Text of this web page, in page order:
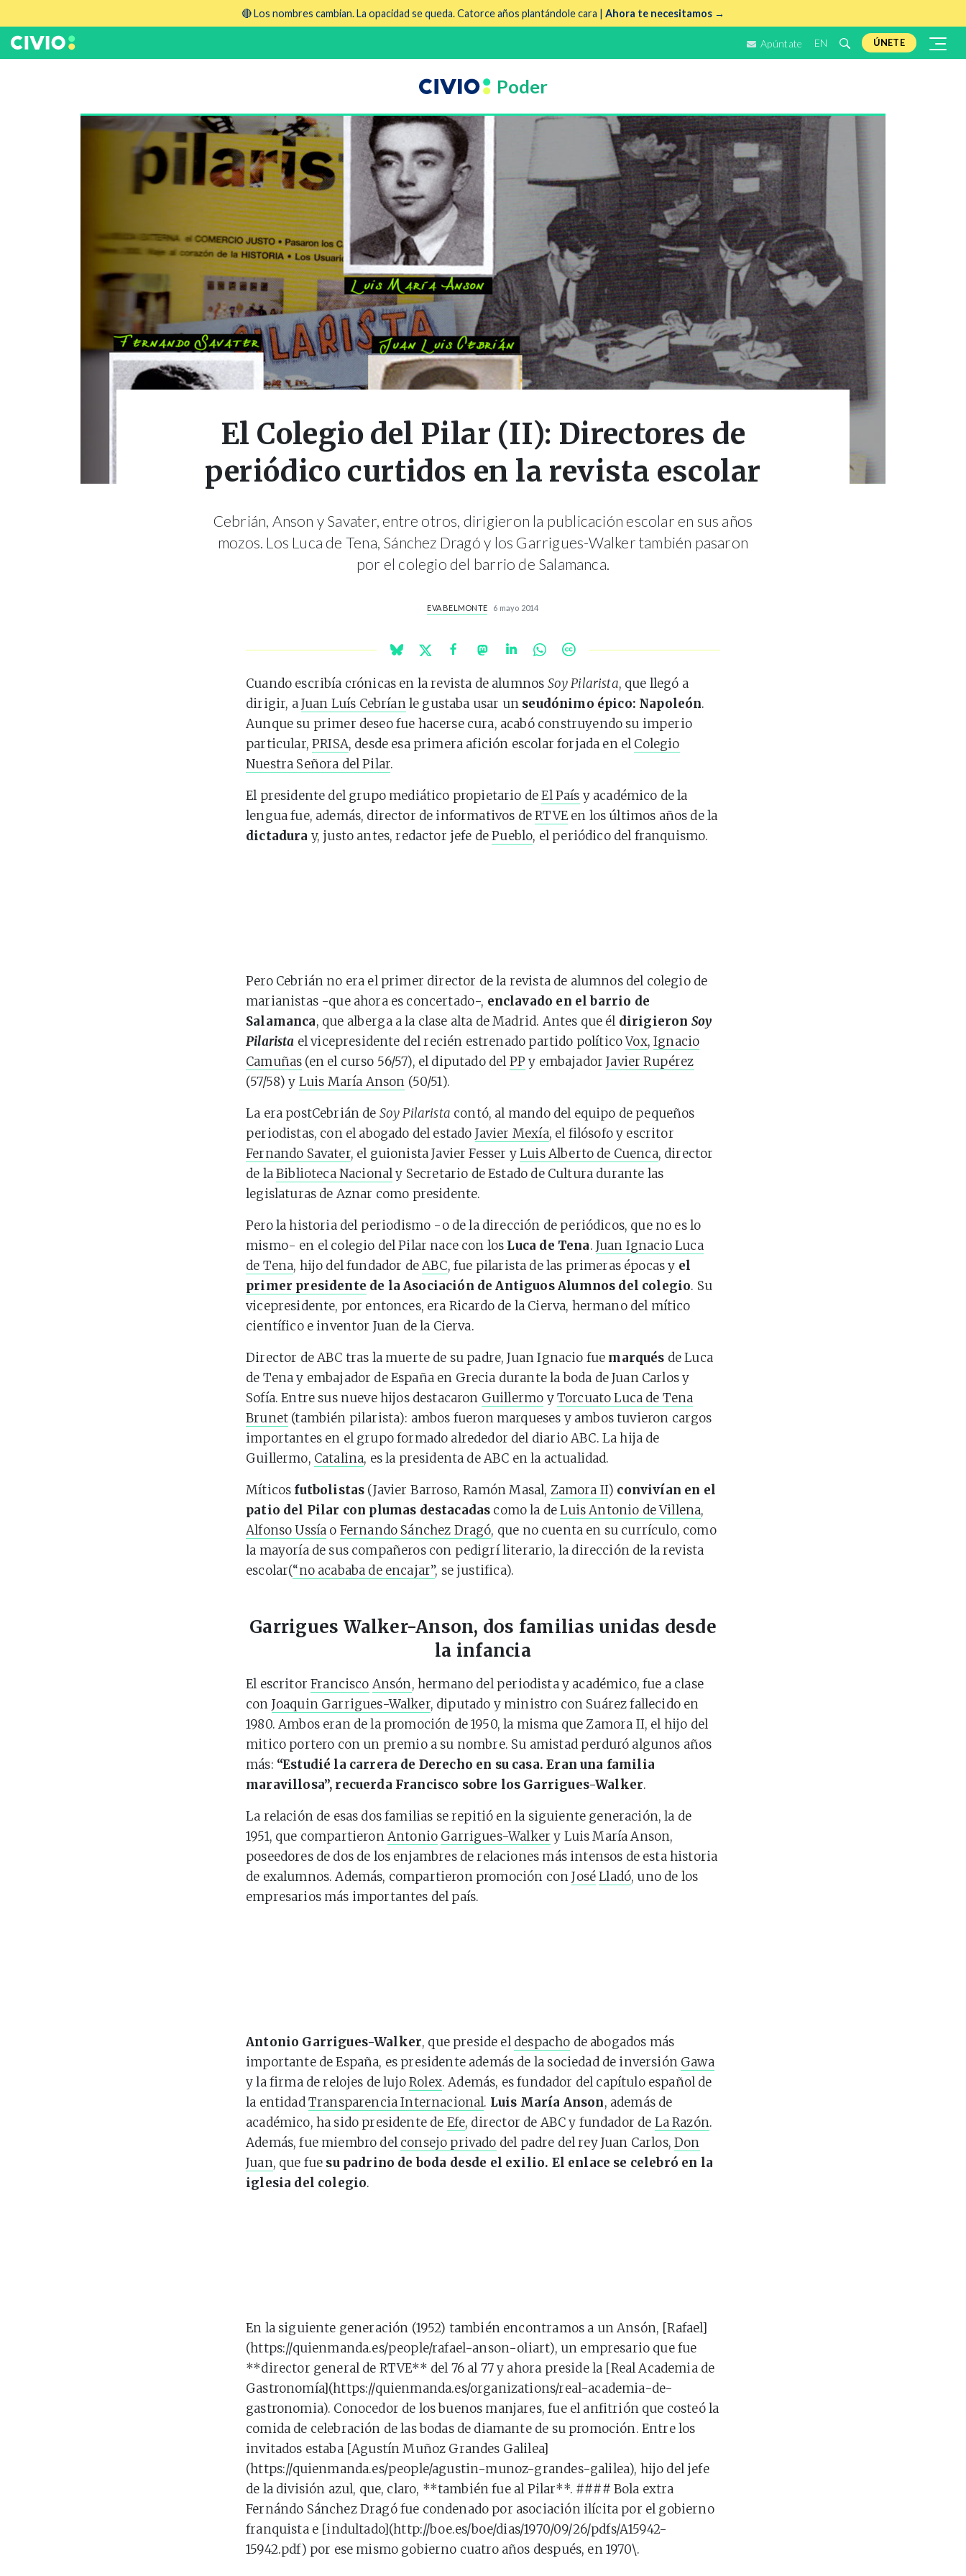
🔴 Los nombres cambian. La opacidad se queda. Catorce años plantándole cara | Ahora te necesitamos →
Apúntate EN ÚNETE
Poder
El Colegio del Pilar (II): Directores de
periódico curtidos en la revista escolar
Cebrián, Anson y Savater, entre otros, dirigieron la publicación escolar en sus años
mozos. Los Luca de Tena, Sánchez Dragó y los Garrigues-Walker también pasaron
por el colegio del barrio de Salamanca.
EVA BELMONTE 6 mayo 2014
Cuando escribía crónicas en la revista de alumnos Soy Pilarista, que llegó a
dirigir, aJuan Luís Cebríanle gustaba usar un seudónimo épico: Napoleón.
Aunque su primer deseo fue hacerse cura, acabó construyendo su imperio
particular,PRISA, desde esa primera afición escolar forjada en elColegio
Nuestra Señora del Pilar.
El presidente del grupo mediático propietario deEl País y académico de la
lengua fue, además, director de informativos deRTVEen los últimos años de la
dictadura y, justo antes, redactor jefe dePueblo, el periódico del franquismo.
Pero Cebrián no era el primer director de la revista de alumnos del colegio de
marianistas -que ahora es concertado-, enclavado en el barrio de
Salamanca, que alberga a la clase alta de Madrid. Antes que él dirigieron Soy
Pilarista el vicepresidente del recién estrenado partido políticoVox,Ignacio
Camuñas (en el curso 56/57), el diputado delPP y embajadorJavier Rupérez
(57/58) y Luis María Anson (50/51).
La era postCebrián de Soy Pilarista contó, al mando del equipo de pequeños
periodistas, con el abogado del estado Javier Mexía, el filósofo y escritor
Fernando Savater, el guionista Javier Fesser yLuis Alberto de Cuenca, director
de laBiblioteca Nacionaly Secretario de Estado de Cultura durante las
legislaturas de Aznar como presidente.
Pero la historia del periodismo -o de la dirección de periódicos, que no es lo
mismo- en el colegio del Pilar nace con los Luca de Tena. Juan Ignacio Luca
de Tena, hijo del fundador deABC, fue pilarista de las primeras épocas y el
primer presidente de la Asociación de Antiguos Alumnos del colegio. Su
vicepresidente, por entonces, era Ricardo de la Cierva, hermano del mítico
científico e inventor Juan de la Cierva.
Director de ABC tras la muerte de su padre, Juan Ignacio fue marqués de Luca
de Tena y embajador de España en Grecia durante la boda de Juan Carlos y
Sofía. Entre sus nueve hijos destacaron Guillermo yTorcuato Luca de Tena
Brunet (también pilarista): ambos fueron marqueses y ambos tuvieron cargos
importantes en el grupo formado alrededor del diario ABC. La hija de
Guillermo, Catalina, es la presidenta de ABC en la actualidad.
Míticos futbolistas (Javier Barroso, Ramón Masal, Zamora II) convivían en el
patio del Pilar con plumas destacadas como la deLuis Antonio de Villena,
Alfonso Ussía o Fernando Sánchez Dragó, que no cuenta en su currículo, como
la mayoría de sus compañeros con pedigrí literario, la dirección de la revista
escolar(“no acababa de encajar”, se justifica).
Garrigues Walker-Anson, dos familias unidas desde
la infancia
El escritorFrancisco Ansón, hermano del periodista y académico, fue a clase
con Joaquin Garrigues-Walker, diputado y ministro con Suárez fallecido en
1980. Ambos eran de la promoción de 1950, la misma que Zamora II, el hijo del
mitico portero con un premio a su nombre. Su amistad perduró algunos años
más: “Estudié la carrera de Derecho en su casa. Eran una familia
maravillosa”, recuerda Francisco sobre los Garrigues-Walker.
La relación de esas dos familias se repitió en la siguiente generación, la de
1951, que compartieronAntonio Garrigues-Walker y Luis María Anson,
poseedores de dos de los enjambres de relaciones más intensos de esta historia
de exalumnos. Además, compartieron promoción conJoséLladó, uno de los
empresarios más importantes del país.
Antonio Garrigues-Walker, que preside eldespacho de abogados más
importante de España, es presidente además de la sociedad de inversión Gawa
y la firma de relojes de lujoRolex. Además, es fundador del capítulo español de
la entidadTransparencia Internacional. Luis María Anson, además de
académico, ha sido presidente de Efe, director de ABC y fundador de La Razón.
Además, fue miembro delconsejo privado del padre del rey Juan Carlos,Don
Juan, que fue su padrino de boda desde el exilio. El enlace se celebró en la
iglesia del colegio.
En la siguiente generación (1952) también encontramos a un Ansón, [Rafael]
(https://quienmanda.es/people/rafael-anson-oliart), un empresario que fue
**director general de RTVE** del 76 al 77 y ahora preside la [Real Academia de
Gastronomía](https://quienmanda.es/organizations/real-academia-de-
gastronomia). Conocedor de los buenos manjares, fue el anfitrión que costeó la
comida de celebración de las bodas de diamante de su promoción. Entre los
invitados estaba [Agustín Muñoz Grandes Galilea]
(https://quienmanda.es/people/agustin-munoz-grandes-galilea), hijo del jefe
de la división azul, que, claro, **también fue al Pilar**. #### Bola extra
Fernándo Sánchez Dragó fue condenado por asociación ilícita por el gobierno
franquista e [indultado](http://boe.es/boe/dias/1970/09/26/pdfs/A15942-
15942.pdf) por ese mismo gobierno cuatro años después, en 1970\.